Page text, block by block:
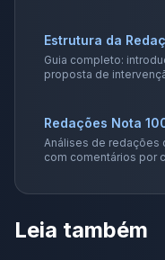
Estrutura da
Guia completo:
proposta de
Redações Nota
Análises de redações
com comentários por
Leia também